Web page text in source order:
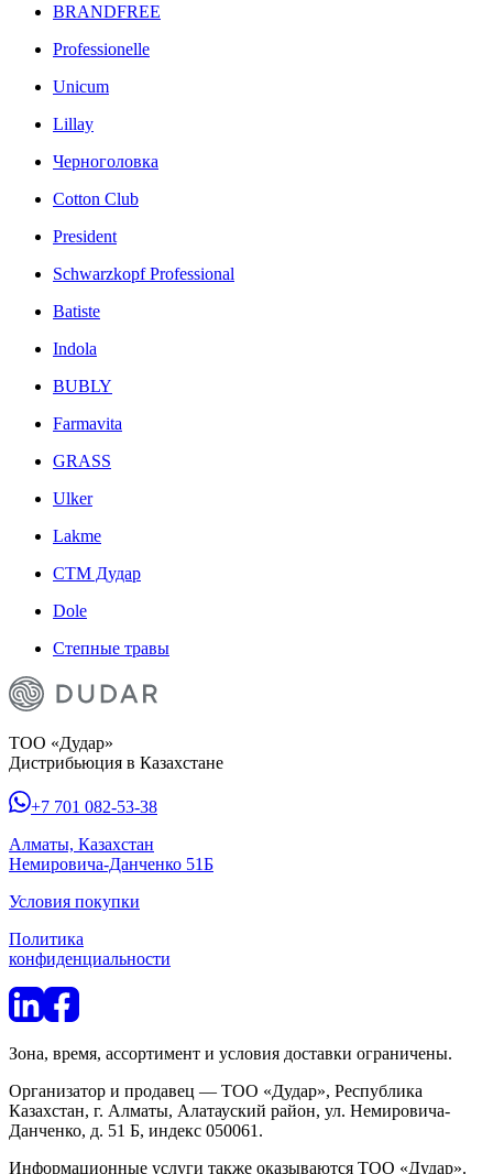
BRANDFREE
Professionelle
Unicum
Lillay
Черноголовка
Cotton Club
President
Schwarzkopf Professional
Batiste
Indola
BUBLY
Farmavita
GRASS
Ulker
Lakme
СТМ Дудар
Dole
Степные травы
ТОО «Дудар»
Дистрибьюция в Казахстане
+7 701 082-53-38
Алматы, Казахстан
Немировича-Данченко 51Б
Условия покупки
Политика
конфиденциальности
Зона, время, ассортимент и условия доставки ограничены.
Организатор и продавец — ТОО «Дудар», Республика
Казахстан, г. Алматы, Алатауский район, ул. Немировича-
Данченко, д. 51 Б, индекс 050061.
Информационные услуги также оказываются ТОО «Дудар».